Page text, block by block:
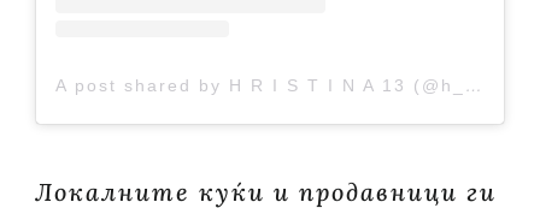
A post shared by H R I S T I N A 13 (@h_r_i_s_t_i_n_a_1_3)
Локалните куќи и продавници ги